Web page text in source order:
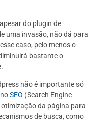
do plugin de
uma invasão, não dá para
caso, pelo menos o
bastante o
não é importante só
SEO (Search Engine
da página para
de busca, como